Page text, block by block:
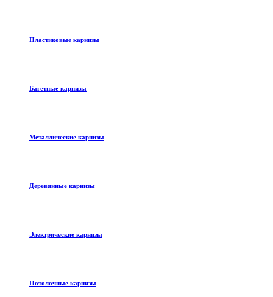
Пластиковые карнизы
Багетные карнизы
Металлические карнизы
Деревянные карнизы
Электрические карнизы
Потолочные карнизы